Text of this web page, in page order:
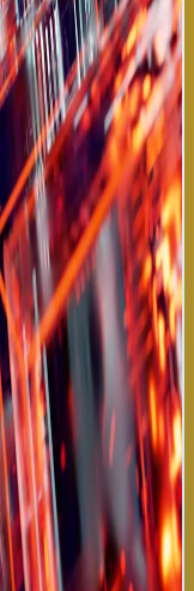
se dediquen a
tratamientos. Esta
convirtiendo en
de IA fue
Artificial para la
de
India. El modelo de
red neuronal
identificar patrones
al ojo
el sistema
cuando analiza
viejos o en
comunes
es
de otros intentos
variabilidad real
la Salud ha
de su iniciativa
tuberculosis
esta tecnología
masivas
de derechos
que sus